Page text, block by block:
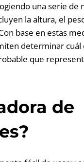
una serie de
la altura, el
base en estas
determinar
que
de